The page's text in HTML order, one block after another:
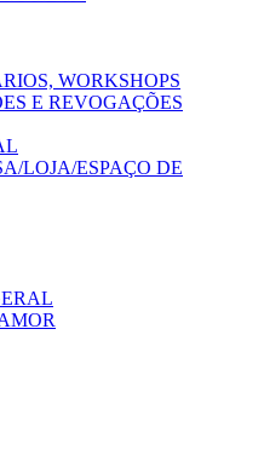
WORKSHOPS
E REVOGAÇÕES
LOJA/ESPAÇO DE